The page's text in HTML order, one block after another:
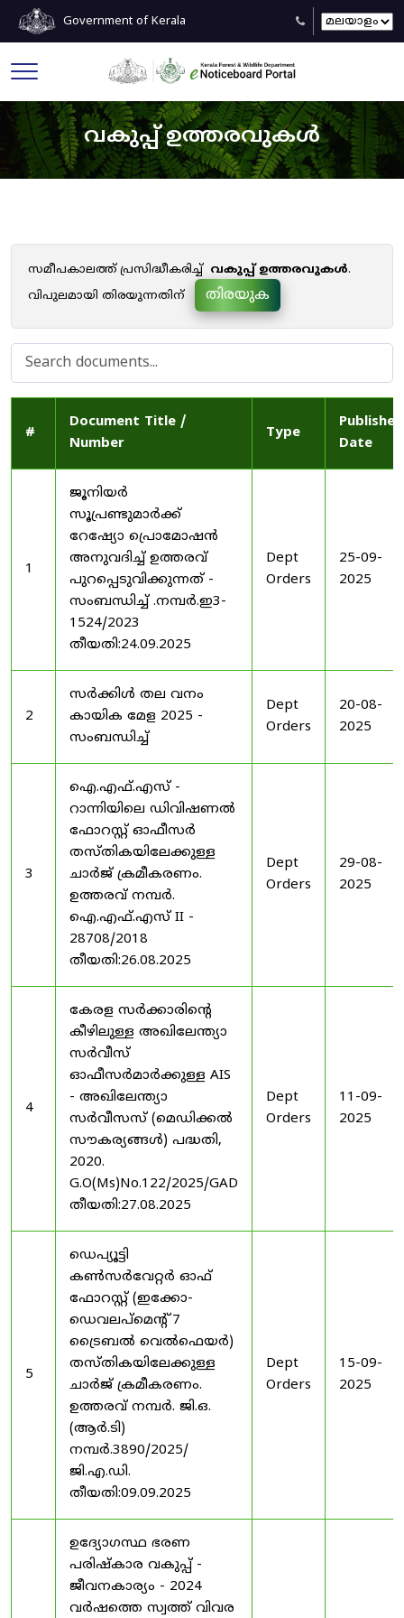
Government of Kerala
വകുപ്പ് ഉത്തരവുകൾ
സമീപകാലത്ത് പ്രസിദ്ധീകരിച്ച് വകുപ്പ് ഉത്തരവുകൾ.
വിപുലമായി തിരയുന്നതിന്
തിരയുക
#
Document Title /
Number
Type
Published
Date
1
ജൂനിയർ
സൂപ്രണ്ടുമാർക്ക്
റേഷ്യോ പ്രൊമോഷൻ
അനുവദിച്ച് ഉത്തരവ്
പുറപ്പെടുവിക്കുന്നത് -
സംബന്ധിച്ച് .നമ്പർ.ഇ3-
1524/2023
തീയതി:24.09.2025
Dept
Orders
25-09-
2025
2
സർക്കിൾ തല വനം
കായിക മേള 2025 -
സംബന്ധിച്ച്
Dept
Orders
20-08-
2025
3
ഐ.എഫ്.എസ് -
റാന്നിയിലെ ഡിവിഷണൽ
ഫോറസ്റ്റ് ഓഫീസർ
തസ്തികയിലേക്കുള്ള
ചാർജ് ക്രമീകരണം.
ഉത്തരവ് നമ്പർ.
ഐ.എഫ്.എസ് II -
28708/2018
തീയതി:26.08.2025
Dept
Orders
29-08-
2025
4
കേരള സർക്കാരിന്റെ
കീഴിലുള്ള അഖിലേന്ത്യാ
സർവീസ്
ഓഫീസർമാർക്കുള്ള AIS
- അഖിലേന്ത്യാ
സർവീസസ് (മെഡിക്കൽ
സൗകര്യങ്ങൾ) പദ്ധതി,
2020.
G.O(Ms)No.122/2025/GAD
തീയതി:27.08.2025
Dept
Orders
11-09-
2025
5
ഡെപ്യൂട്ടി
കൺസർവേറ്റർ ഓഫ്
ഫോറസ്റ്റ് (ഇക്കോ-
ഡെവലപ്മെന്റ് 7
ട്രൈബൽ വെൽഫെയർ)
തസ്തികയിലേക്കുള്ള
ചാർജ് ക്രമീകരണം.
ഉത്തരവ് നമ്പർ. ജി.ഒ.
(ആർ.ടി)
നമ്പർ.3890/2025/
ജി.എ.ഡി.
തീയതി:09.09.2025
Dept
Orders
15-09-
2025
ഉദ്യോഗസ്ഥ ഭരണ
പരിഷ്കാര വകുപ്പ് -
ജീവനകാര്യം - 2024
വർഷത്തെ സ്വത്ത് വിവര